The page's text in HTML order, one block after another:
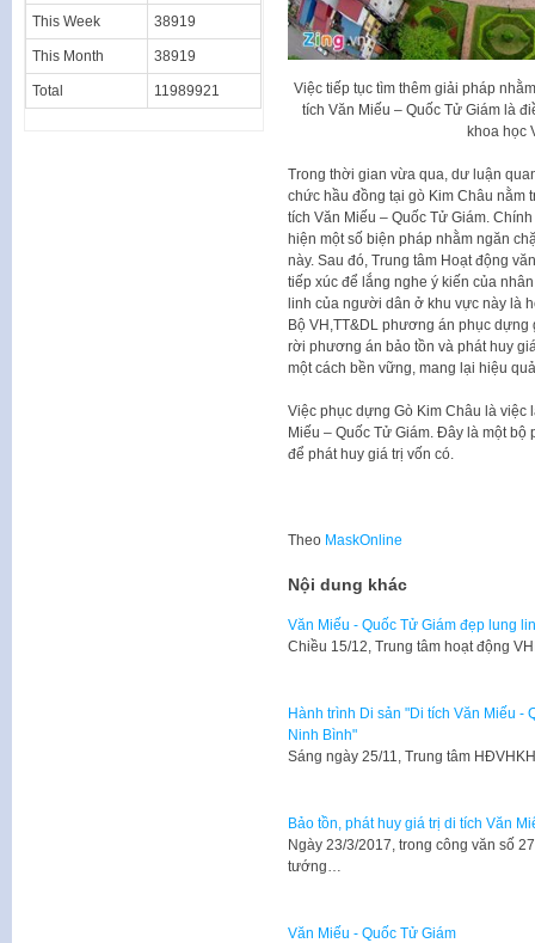
Việc tiếp tục tìm thêm giải pháp
tích Văn Miếu – Quốc Tử Giám là
khoa học
Trong thời gian vừa qua, dư luận
chức hầu đồng tại gò Kim Châu nằm
tích Văn Miếu – Quốc Tử Giám.
hiện một số biện pháp nhằm ngăn
này. Sau đó, Trung tâm Hoạt động
tiếp xúc để lắng nghe ý kiến của
linh của người dân ở khu vực này là
Bộ VH,TT&DL phương án phục
rời phương án bảo tồn và phát huy
một cách bền vững, mang lại hiệu
Việc phục dựng Gò Kim Châu là việc
Miếu – Quốc Tử Giám. Đây là một
để phát huy giá trị vốn có.
Theo MaskOnline
Nội dung khác
Văn Miếu - Quốc Tử Giám đẹp lung
Chiều 15/12, Trung tâm hoạt động
Hành trình Di sản "Di tích Văn Miếu -
Ninh Bình"
Sáng ngày 25/11, Trung tâm
Bảo tồn, phát huy giá trị di tích Văn
Ngày 23/3/2017, trong công văn số
tướng…
Văn Miếu - Quốc Tử Giám
This Week 38919
This Month 38919
Total 11989921